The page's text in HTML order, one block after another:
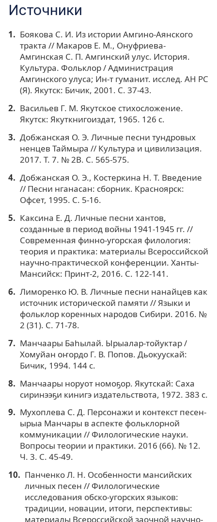
Источники
Боякова С. И. Из истории Амгино-Аянского
тракта // Макаров Е. М., Онуфриева-
Амгинская С. П. Амгинский улус. История.
Культура. Фольклор / Администрация
Амгинского улуса; Ин-т гуманит. исслед. АН РС
(Я). Якутск: Бичик, 2001. С. 37-43.
Васильев Г. М. Якутское стихосложение.
Якутск: Якуткнигоиздат, 1965. 126 с.
Добжанская О. Э. Личные песни тундровых
ненцев Таймыра // Культура и цивилизация.
2017. Т. 7. № 2B. С. 565-575.
Добжанская О. Э., Костеркина Н. Т. Введение
// Песни нганасан: сборник. Красноярск:
Офсет, 1995. С. 5-16.
Каксина Е. Д. Личные песни хантов,
созданные в период войны 1941-1945 гг. //
Современная финно-угорская филология:
теория и практика: материалы Всероссийской
научно-практической конференции. Ханты-
Мансийск: Принт-2, 2016. С. 122-141.
Лиморенко Ю. В. Личные песни нанайцев как
источник исторической памяти // Языки и
фольклор коренных народов Сибири. 2016. №
2 (31). С. 71-78.
Манчаары Баһылай. Ырыалар-тойуктар /
Хомуйан оҥордо Г. В. Попов. Дьокуускай:
Бичик, 1994. 144 с.
Манчаары норуот номоҕор. Якутскай: Саха
сиринээҕи кинигэ издательствота, 1972. 383 с.
Мухоплева С. Д. Персонажи и контекст песен-
ырыа Манчары в аспекте фольклорной
коммуникации // Филологические науки.
Вопросы теории и практики. 2016 (66). № 12.
Ч. 3. С. 45-49.
Панченко Л. Н. Особенности мансийских
личных песен // Филологические
исследования обско-угорских языков:
традиции, новации, итоги, перспективы:
материалы Всероссийской заочной научно-